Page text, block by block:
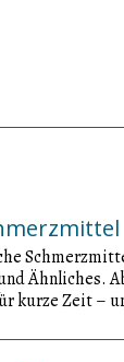
Ähnliches.
kurze Zeit –